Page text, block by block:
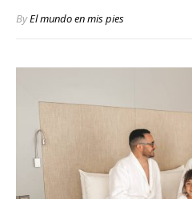
ByEl mundo en mis pies